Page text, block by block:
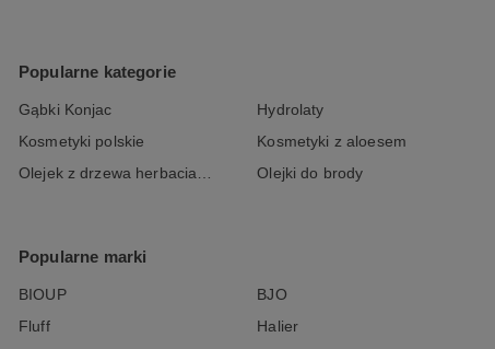
Popularne kategorie
Gąbki Konjac Hydrolaty
Kosmetyki polskie
Kosmetyki z aloesem
Olejek z drzewa herbacianego
Olejki do brody
Popularne marki
BIOUP BJO
Fluff
Halier